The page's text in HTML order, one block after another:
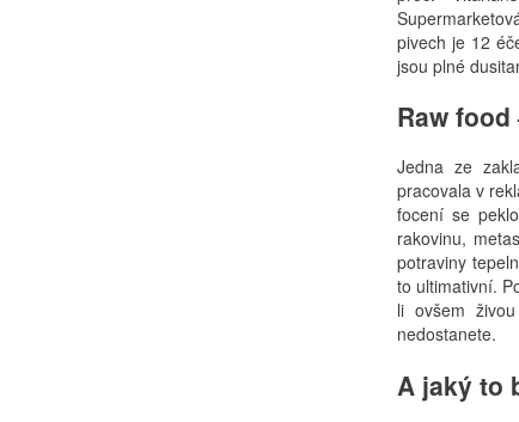
pivech je 12
jsou plné
Raw
Jedna ze
pracovala v
focení se
rakovinu,
potraviny
to ultimativní.
li ovšem
nedostanete.
A jaký to